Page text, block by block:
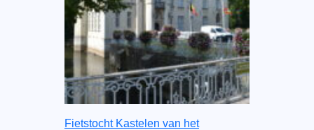
Fietstocht Kastelen van het